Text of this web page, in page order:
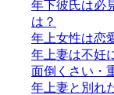
年下彼氏は必
は？
年上女性は恋
年上妻は不妊
面倒くさい・
年上妻と別れ